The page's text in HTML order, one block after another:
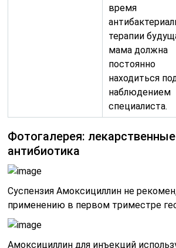
время
терапии
мама должна
постоянно
находиться
наблюдением
специалиста.
Фотогалерея:
антибиотика
Суспензия Амоксициллин не
применению в первом триместре
Амоксициллин для инъекций